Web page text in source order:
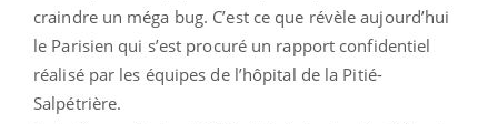
craindre un méga bug. C’est ce que révèle aujourd’hui
le Parisien qui s’est procuré un rapport confidentiel
réalisé par les équipes de l’hôpital de la Pitié-
Salpétrière.